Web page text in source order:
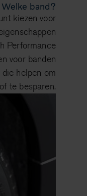
Welke band?
kiezen voor
Performance
voor banden
helpen om
te besparen.